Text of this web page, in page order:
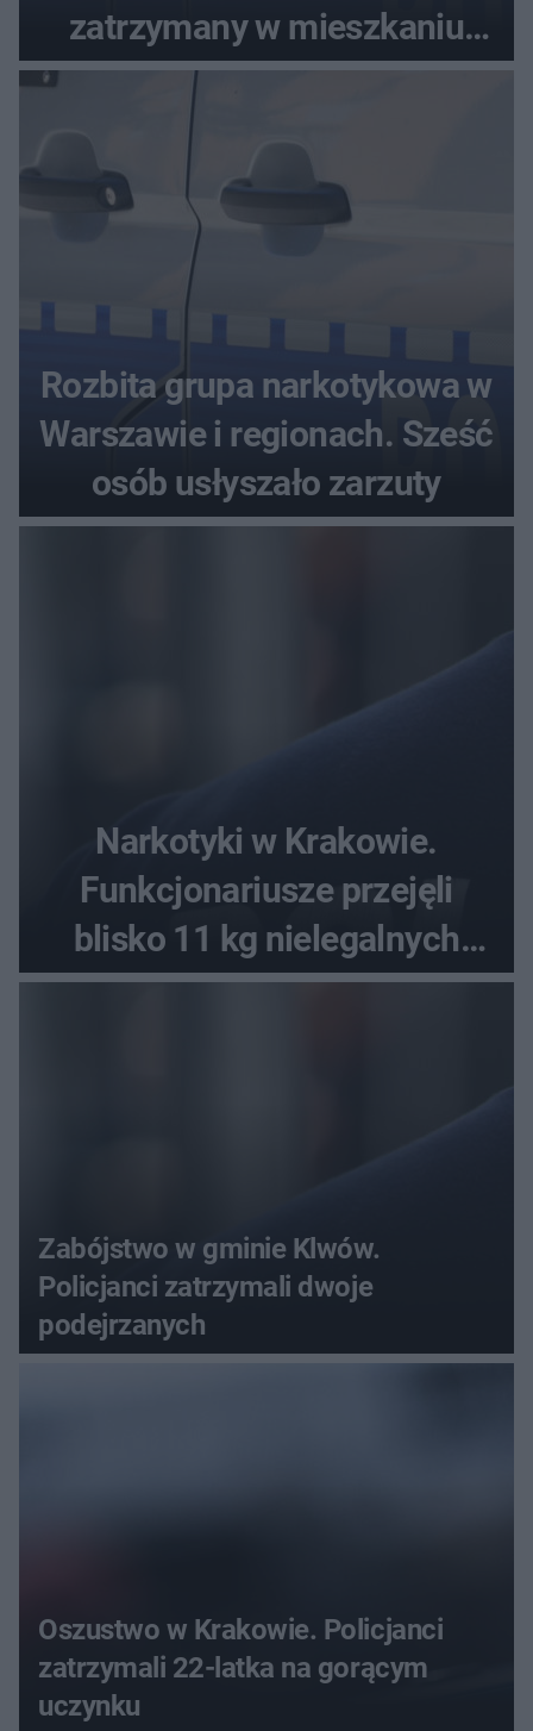
zatrzymany w mieszkaniu
seniora
Rozbita grupa narkotykowa w
Warszawie i regionach. Sześć
osób usłyszało zarzuty
Narkotyki w Krakowie.
Funkcjonariusze przejęli
blisko 11 kg nielegalnych
substancji
Zabójstwo w gminie Klwów.
Policjanci zatrzymali dwoje
podejrzanych
Oszustwo w Krakowie. Policjanci
zatrzymali 22-latka na gorącym
uczynku